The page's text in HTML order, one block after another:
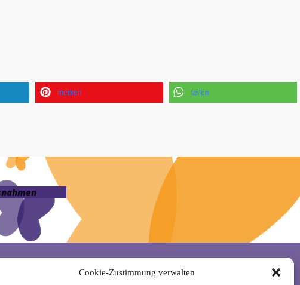
Cookie-Zustimmung verwalten
merken teilen